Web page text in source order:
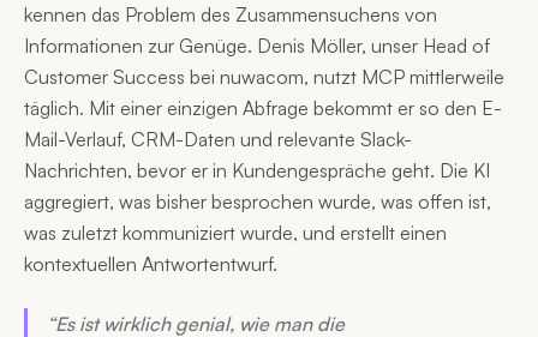
kennen das Problem des Zusammensuchens von
Informationen zur Genüge. Denis Möller, unser Head of
Customer Success bei nuwacom, nutzt MCP mittlerweile
täglich. Mit einer einzigen Abfrage bekommt er so den E-
Mail-Verlauf, CRM-Daten und relevante Slack-
Nachrichten, bevor er in Kundengespräche geht. Die KI
aggregiert, was bisher besprochen wurde, was offen ist,
was zuletzt kommuniziert wurde, und erstellt einen
kontextuellen Antwortentwurf.
“Es ist wirklich genial, wie man die